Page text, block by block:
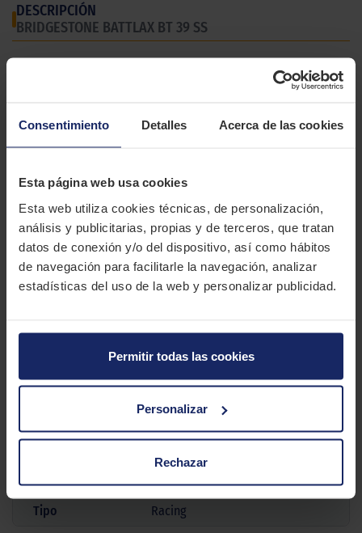
Consentimiento Detalles Acerca de las cookies
Esta página web usa cookies
Esta web utiliza cookies técnicas, de personalización,
análisis y publicitarias, propias y de terceros, que tratan
datos de conexión y/o del dispositivo, así como hábitos
de navegación para facilitarle la navegación, analizar
estadísticas del uso de la web y personalizar publicidad.
Permitir todas las cookies
Personalizar
Rechazar
DESCRIPCIÓN
BRIDGESTONE BATTLAX BT 39 SS
¡Eleva tu experiencia en la carretera con la revolucionaria goma
Bridgestone BATTLAX BT39 SS! Inspirada en la adrenalina del
superficie de contacto en cada inclinación, brindándote un agarre
suave, mientras que los surcos centrales potencian la estabilidad.
La goma garantiza una maniobrabilidad impecable y una confianza
inquebrantable en las curvas. Además, el compuesto innovador,
enriquecido con sílice, no solo asegura un agarre espectacular en seco,
sino que también potencia tu seguridad en terrenos mojados.
emocionante aventura!
BRIDGESTONE
Gama
Carretera
Tipo
Racing